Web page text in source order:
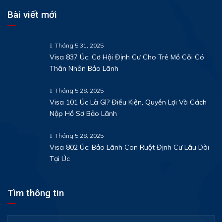
Bài viết mới
Tháng 5 31, 2025
Visa 837 Úc: Cơ Hội Định Cư Cho Trẻ Mồ Côi Có
Thân Nhân Bảo Lãnh
Tháng 5 28, 2025
Visa 101 Úc Là Gì? Điều Kiện, Quyền Lợi Và Cách
Nộp Hồ Sơ Bảo Lãnh
Tháng 5 28, 2025
Visa 802 Úc: Bảo Lãnh Con Ruột Định Cư Lâu Dài
Tại Úc
Tìm thông tin